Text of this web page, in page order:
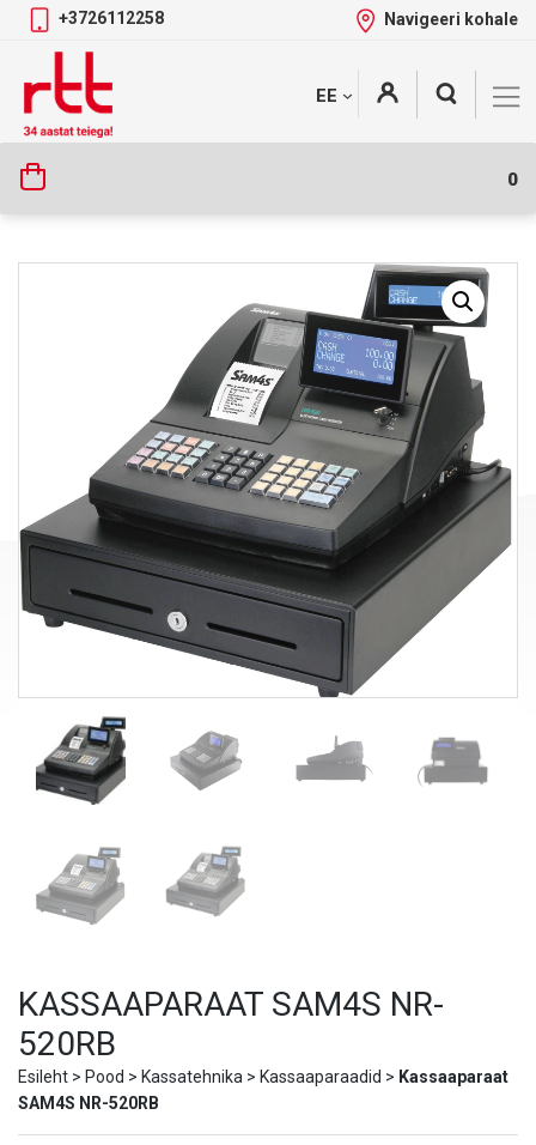
Skip
content
+3726112258 Navigeeri kohale
EE
0
Tootekategooriad +
KASSAAPARAAT SAM4S NR-
520RB
Esileht > Pood > Kassatehnika > Kassaaparaadid > Kassaaparaat
SAM4S NR-520RB